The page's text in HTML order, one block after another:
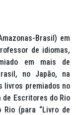
Brasil) em
de idiomas,
em mais de
no Japão, na
livros premiados no
de Escritores do Rio
Rio (para “Livro de